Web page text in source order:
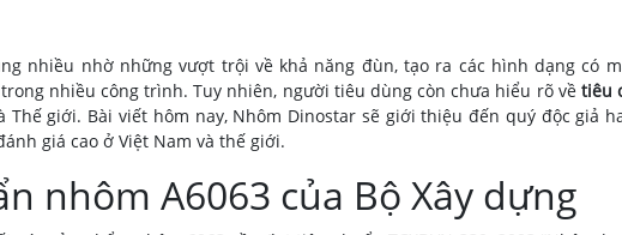
nhôm công nghiệp
nhiều nhờ những vượt trội về khả năng đùn, tạo ra các hình dạng có
nhiều công trình. Tuy nhiên, người tiêu dùng còn chưa hiểu rõ về tiêu
Thế giới. Bài viết hôm nay, Nhôm Dinostar sẽ giới thiệu đến quý độc giả
giá cao ở Việt Nam và thế giới.
nhôm A6063 của Bộ Xây dựng